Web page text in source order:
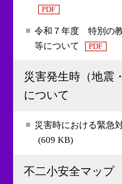
PDF
令和７年度 特別の
等について
PDF
災害発生時（地震
について
災害時における緊急
(609 KB)
不二小安全マップ